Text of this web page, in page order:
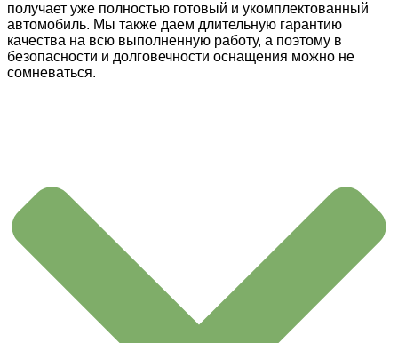
получает уже полностью готовый и укомплектованный
автомобиль. Мы также даем длительную гарантию
качества на всю выполненную работу, а поэтому в
безопасности и долговечности оснащения можно не
сомневаться.